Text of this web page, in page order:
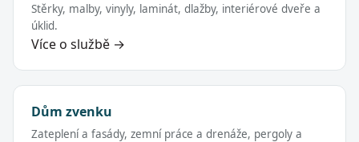
Stěrky, malby, vinyly, laminát, dlažby, interiérové dveře a
úklid.
Více o službě →
Dům zvenku
Zateplení a fasády, zemní práce a drenáže, pergoly a